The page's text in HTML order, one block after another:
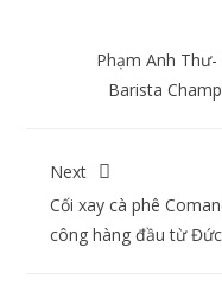
Phạm Anh
Barista
Next
Cối xay cà phê
công hàng đầu từ Đức